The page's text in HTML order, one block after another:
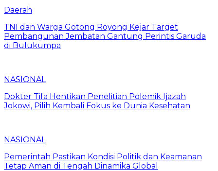
Daerah
TNI dan Warga Gotong Royong Kejar Target
Pembangunan Jembatan Gantung Perintis Garuda
di Bulukumpa
NASIONAL
Dokter Tifa Hentikan Penelitian Polemik Ijazah
Jokowi, Pilih Kembali Fokus ke Dunia Kesehatan
NASIONAL
Pemerintah Pastikan Kondisi Politik dan Keamanan
Tetap Aman di Tengah Dinamika Global